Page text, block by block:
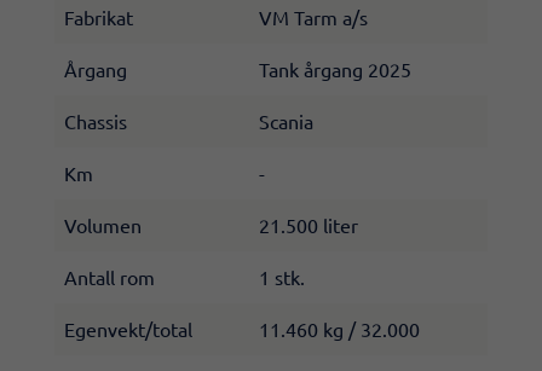
Fabrikat VM Tarm​ a/s
Årgang Tank årgang 2025
Chassis Scania
Km -​
Volumen 21.500 liter
Antall rom 1 stk.
Egenvekt/total 11.460 kg / 32.000